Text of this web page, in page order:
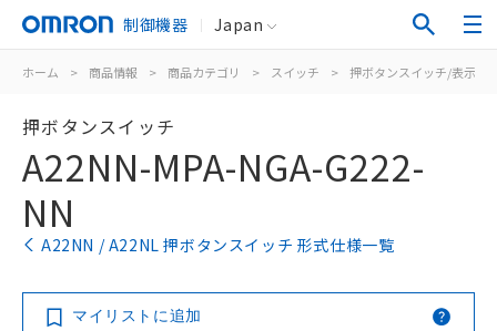
制御機器 Japan
ホーム > 商品情報 > 商品カテゴリ > スイッチ > 押ボタンスイッチ/表示灯
押ボタンスイッチ
A22NN-MPA-NGA-G222-
NN
A22NN / A22NL 押ボタンスイッチ 形式仕様一覧
マイリストに追加